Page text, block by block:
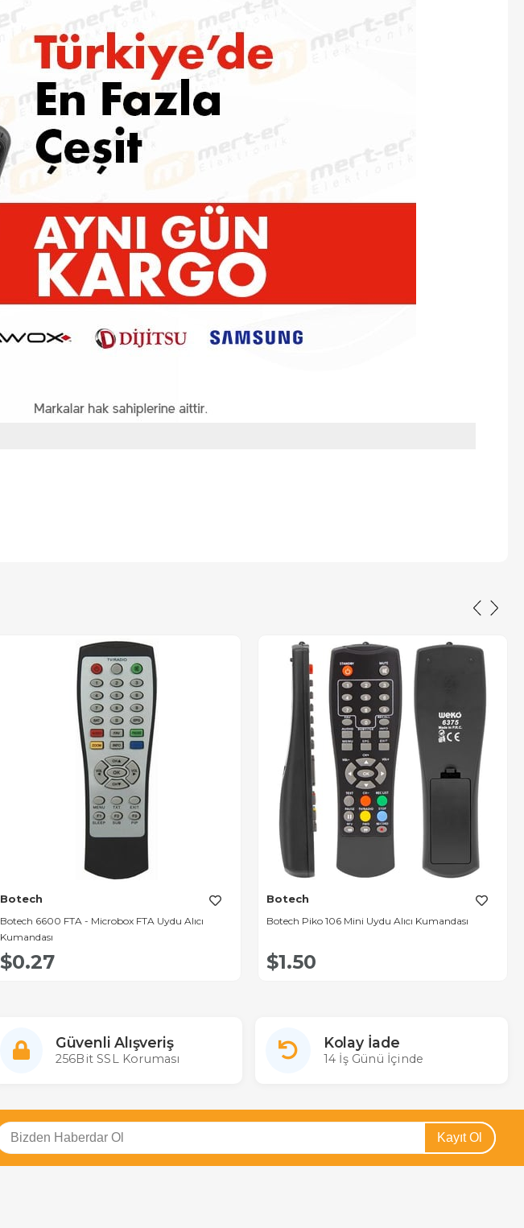
Botech
Botech 6600 FTA - Microbox FTA Uydu Alıcı
Kumandası
$0.27
Botech
Botech Piko 106 Mini Uydu Alıcı Kumandası
$1.50
Güvenli Alışveriş
256Bit SSL Koruması
Kolay İade
14 İş Günü İçinde
Kayıt Ol